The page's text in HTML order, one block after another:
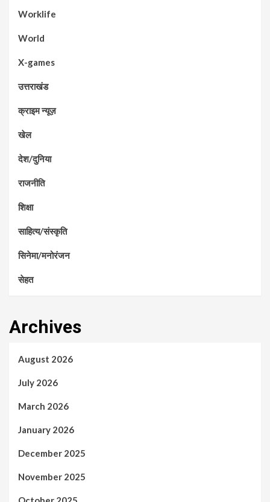
Worklife
World
X-games
उत्तराखंड
क्राइम न्यूज़
खेल
देश/दुनिया
राजनीति
शिक्षा
साहित्य/संस्कृति
सिनेमा/मनोरंजन
सेहत
Archives
August 2026
July 2026
March 2026
January 2026
December 2025
November 2025